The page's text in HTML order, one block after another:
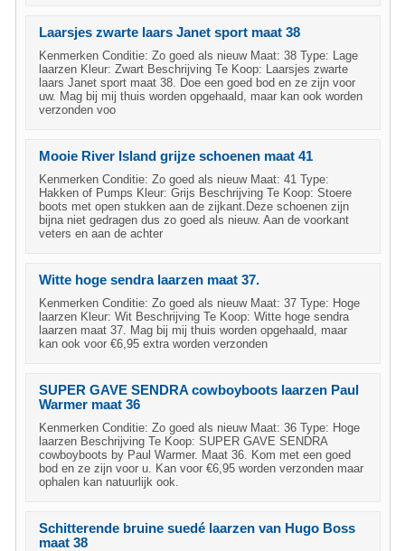
Laarsjes zwarte laars Janet sport maat 38
Kenmerken Conditie: Zo goed als nieuw Maat: 38 Type: Lage
laarzen Kleur: Zwart Beschrijving Te Koop: Laarsjes zwarte
laars Janet sport maat 38. Doe een goed bod en ze zijn voor
uw. Mag bij mij thuis worden opgehaald, maar kan ook worden
verzonden voo
Mooie River Island grijze schoenen maat 41
Kenmerken Conditie: Zo goed als nieuw Maat: 41 Type:
Hakken of Pumps Kleur: Grijs Beschrijving Te Koop: Stoere
boots met open stukken aan de zijkant.Deze schoenen zijn
bijna niet gedragen dus zo goed als nieuw. Aan de voorkant
veters en aan de achter
Witte hoge sendra laarzen maat 37.
Kenmerken Conditie: Zo goed als nieuw Maat: 37 Type: Hoge
laarzen Kleur: Wit Beschrijving Te Koop: Witte hoge sendra
laarzen maat 37. Mag bij mij thuis worden opgehaald, maar
kan ook voor €6,95 extra worden verzonden
SUPER GAVE SENDRA cowboyboots laarzen Paul
Warmer maat 36
Kenmerken Conditie: Zo goed als nieuw Maat: 36 Type: Hoge
laarzen Beschrijving Te Koop: SUPER GAVE SENDRA
cowboyboots by Paul Warmer. Maat 36. Kom met een goed
bod en ze zijn voor u. Kan voor €6,95 worden verzonden maar
ophalen kan natuurlijk ook.
Schitterende bruine suedé laarzen van Hugo Boss
maat 38